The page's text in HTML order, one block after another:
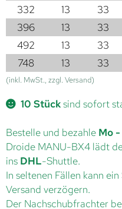
332
13 33
396
13 33
492
13 33
748
13 33
(inkl. MwSt., zzgl. Versand)
10 Stücksind sofort
Bestelle und bezahle Mo
Droide MANU-BX4 lädt
ins DHL-Shuttle.
In seltenen Fällen kann
Versand verzögern.
Der Nachschubfrachter